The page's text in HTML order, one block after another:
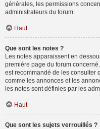
générales, les permissions
administrateurs du forum.
Haut
Que sont les notes ?
Les notes apparaissent en
première page du forum
est recommandé de les consulter
comme les annonces et les
les notes sont définies par les
Haut
Que sont les sujets verrouillés ?